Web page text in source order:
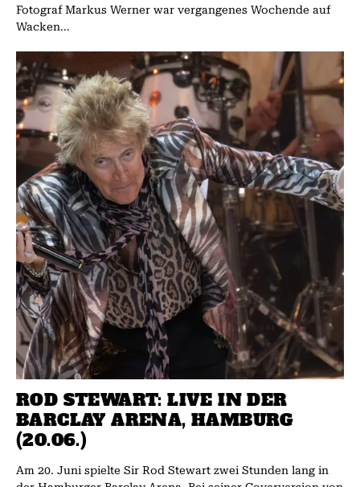
Fotograf Markus Werner war vergangenes Wochende auf
Wacken...
ROD STEWART: LIVE IN DER
BARCLAY ARENA, HAMBURG
(20.06.)
Am 20. Juni spielte Sir Rod Stewart zwei Stunden lang in